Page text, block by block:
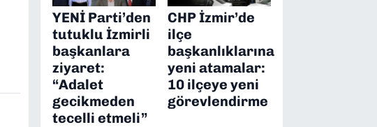
YENİ Parti’den
tutuklu İzmirli
başkanlara
ziyaret:
“Adalet
gecikmeden
tecelli etmeli”
CHP İzmir’de
ilçe
başkanlıklarına
yeni atamalar:
10 ilçeye yeni
görevlendirme